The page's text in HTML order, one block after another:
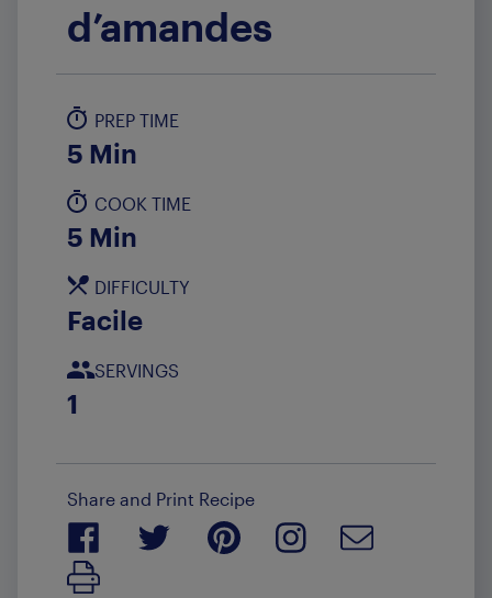
d’amandes
PREP TIME
5 Min
COOK TIME
5 Min
DIFFICULTY
Facile
SERVINGS
1
Share and Print Recipe